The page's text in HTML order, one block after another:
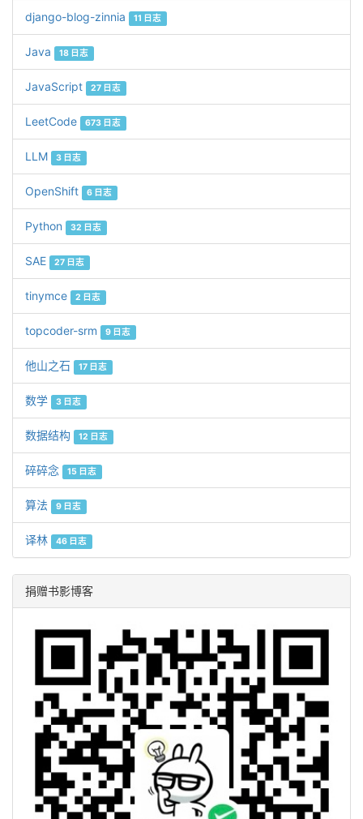
django-blog-zinnia 11 日志
Java 18 日志
JavaScript 27 日志
LeetCode 673 日志
LLM 3 日志
OpenShift 6 日志
Python 32 日志
SAE 27 日志
tinymce 2 日志
topcoder-srm 9 日志
他山之石 17 日志
数学 3 日志
数据结构 12 日志
碎碎念 15 日志
算法 9 日志
译林 46 日志
捐赠书影博客